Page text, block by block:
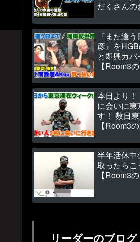
だくさんの
『また逢
彦』を
と即興カバ
【Room3
本日より！
に会いに東
す！ 数日
【Room3
半年活休中
取ったらこ
【Room3
リーダーのブログ